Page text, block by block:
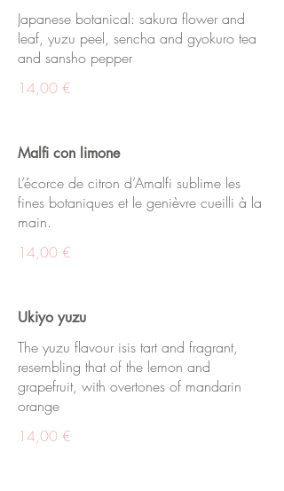
Japanese botanical: sakura flower and
leaf, yuzu peel, sencha and gyokuro tea
and sansho pepper
14,00 €
Malfi con limone
L’écorce de citron d’Amalfi sublime les
fines botaniques et le genièvre cueilli à la
main.
14,00 €
Ukiyo yuzu
The yuzu flavour isis tart and fragrant,
resembling that of the lemon and
grapefruit, with overtones of mandarin
orange
14,00 €